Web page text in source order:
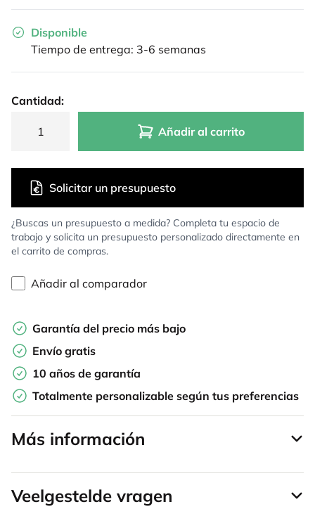
Disponible
Tiempo de entrega: 3-6 semanas
Cantidad:
Añadir al carrito
¿Buscas un presupuesto a medida? Completa tu espacio de
trabajo y solicita un presupuesto personalizado directamente en
el carrito de compras.
Solicitar un presupuesto
Añadir al comparador
Garantía del precio más bajo
Envío gratis
10 años de garantía
Totalmente personalizable según tus preferencias
Más información
Veelgestelde vragen